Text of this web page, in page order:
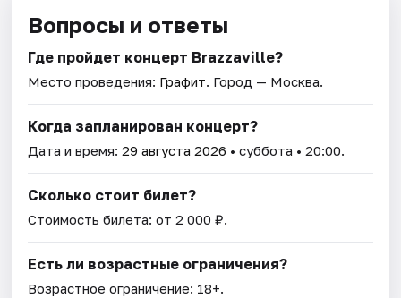
Вопросы и ответы
Где пройдет концерт Brazzaville?
Место проведения: Графит. Город — Москва.
Когда запланирован концерт?
Дата и время:29 августа 2026 • суббота • 20:00.
Сколько стоит билет?
Стоимость билета: от 2 000 ₽.
Есть ли возрастные ограничения?
Возрастное ограничение: 18+.